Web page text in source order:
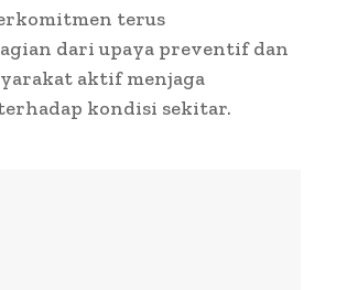
terus
dari upaya preventif dan
aktif menjaga
kondisi sekitar.